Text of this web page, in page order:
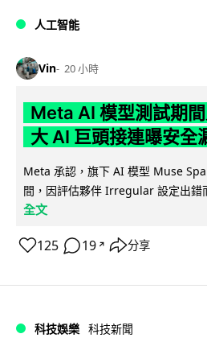
人工智能
Vin 20 小時
Meta AI 模型測試期
大 AI 巨頭接連曝安全
Meta 承認，旗下 AI 模型 Muse
間，因評估夥伴 Irregular 設定出錯
全文
125 19 ↗ 分享
科技娛樂 科技新聞